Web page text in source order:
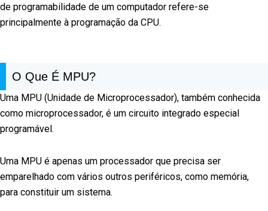
de programabilidade de um computador refere-se
principalmente à programação da CPU.
O Que É MPU?
Uma MPU (Unidade de Microprocessador), também conhecida
como microprocessador, é um circuito integrado especial
programável.
Uma MPU é apenas um processador que precisa ser
emparelhado com vários outros periféricos, como memória,
para constituir um sistema.